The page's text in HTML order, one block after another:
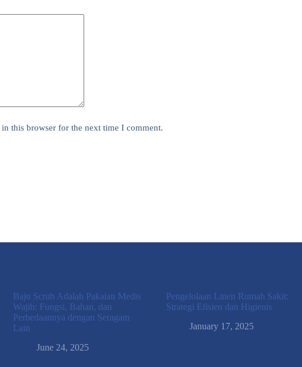
this browser for the next time I comment.
Baju Scrub Adalah Pakaian Medis
Wajib: Fungsi, Bahan, dan
Perbedaannya dengan Seragam
Lain
June 24, 2025
Pengelolaan Linen Rumah Sakit:
Strategi Efisien dan Higienis
January 17, 2025